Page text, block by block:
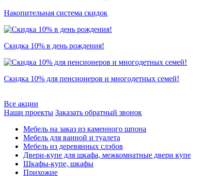
Накопительная система скидок
Скидка 10% в день рождения!
Скидка 10% для пенсионеров и многодетных семей!
Все акции
Наши проекты Заказать обратный звонок
Мебель на заказ из каменного шпона
Мебель для ванной и туалета
Мебель из деревянных слэбов
Двери-купе для шкафа, межкомнатные двери купе
Шкафы-купе, шкафы
Прихожие